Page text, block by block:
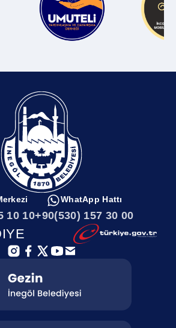
Politikası
Listesi
10 10
WhatApp Hattı
+90(530) 157 30 00